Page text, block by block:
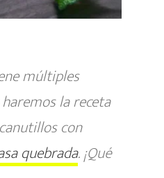
múltiples
la receta
con
quebrada. ¡Qué